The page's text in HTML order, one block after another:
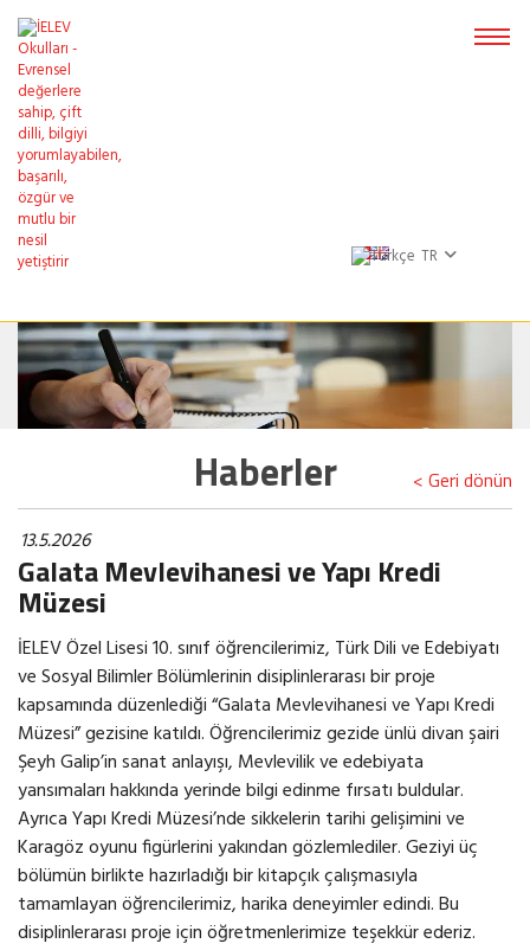
TR
Haberler < Geri dönün
13.5.2026
Galata Mevlevihanesi ve Yapı Kredi
Müzesi
İELEV Özel Lisesi 10. sınıf öğrencilerimiz, Türk Dili ve Edebiyatı
ve Sosyal Bilimler Bölümlerinin disiplinlerarası bir proje
kapsamında düzenlediği “Galata Mevlevihanesi ve Yapı Kredi
Müzesi” gezisine katıldı. Öğrencilerimiz gezide ünlü divan şairi
Şeyh Galip’in sanat anlayışı, Mevlevilik ve edebiyata
yansımaları hakkında yerinde bilgi edinme fırsatı buldular.
Ayrıca Yapı Kredi Müzesi’nde sikkelerin tarihi gelişimini ve
Karagöz oyunu figürlerini yakından gözlemlediler. Geziyi üç
bölümün birlikte hazırladığı bir kitapçık çalışmasıyla
tamamlayan öğrencilerimiz, harika deneyimler edindi. Bu
disiplinlerarası proje için öğretmenlerimize teşekkür ederiz.